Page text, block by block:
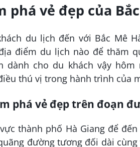
phá vẻ đẹp của
du lịch đến với Bắc Mê
điểm du lịch nào để thăm
dành cho du khách vậy
thú vị trong hành trình của
phá vẻ đẹp trên đoạn
thành phố Hà Giang để
đường tương đối dài